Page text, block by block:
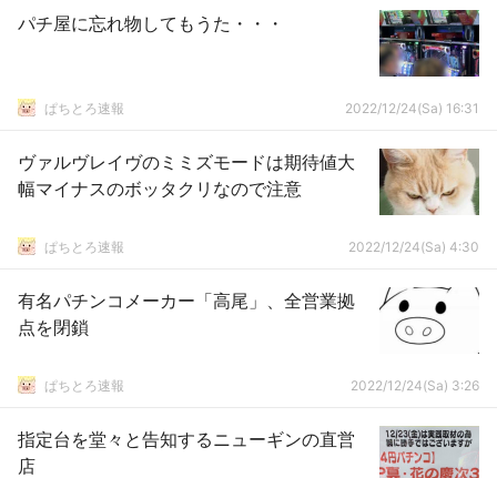
パチ屋に忘れ物してもうた・・・
ぱちとろ速報 2022/12/24(Sa) 16:31
ヴァルヴレイヴのミミズモードは期待値大
幅マイナスのボッタクリなので注意
ぱちとろ速報 2022/12/24(Sa) 4:30
有名パチンコメーカー「高尾」、全営業拠
点を閉鎖
ぱちとろ速報 2022/12/24(Sa) 3:26
指定台を堂々と告知するニューギンの直営
店